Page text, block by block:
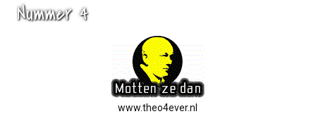
Nummer 4
www.theo4ever.nl